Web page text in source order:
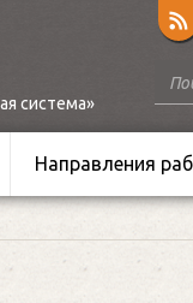
система»
Направления